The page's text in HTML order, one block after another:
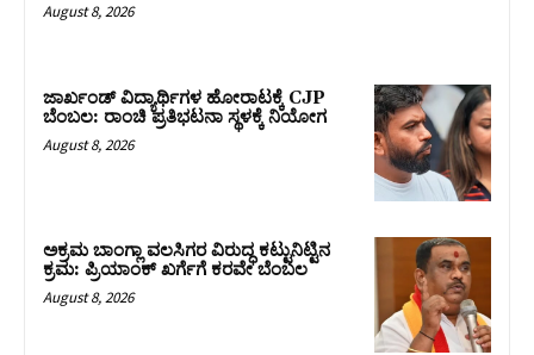
August 8, 2026
ಜಾರ್ಖಂಡ್‌ ವಿದ್ಯಾರ್ಥಿಗಳ ಹೋರಾಟಕ್ಕೆ CJP
ಬೆಂಬಲ: ರಾಂಚಿ ಪ್ರತಿಭಟನಾ ಸ್ಥಳಕ್ಕೆ ನಿಯೋಗ
August 8, 2026
ಅಕ್ರಮ ಬಾಂಗ್ಲಾ ವಲಸಿಗರ ವಿರುದ್ಧ ಕಟ್ಟುನಿಟ್ಟಿನ
ಕ್ರಮ: ಪ್ರಿಯಾಂಕ್ ಖರ್ಗೆಗೆ ಕರವೇ ಬೆಂಬಲ
August 8, 2026